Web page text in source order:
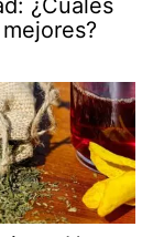
¿Cuáles